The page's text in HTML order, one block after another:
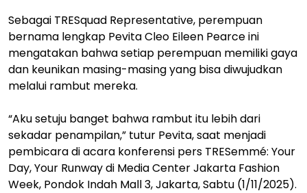
Sebagai TRESquad Representative, perempuan
bernama lengkap Pevita Cleo Eileen Pearce ini
mengatakan bahwa setiap perempuan memiliki gaya
dan keunikan masing-masing yang bisa diwujudkan
melalui rambut mereka.
“Aku setuju banget bahwa rambut itu lebih dari
sekadar penampilan,” tutur Pevita, saat menjadi
pembicara di acara konferensi pers TRESemmé: Your
Day, Your Runway di Media Center Jakarta Fashion
Week, Pondok Indah Mall 3, Jakarta, Sabtu (1/11/2025).